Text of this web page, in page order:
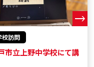
校訪問
市立上野中学校にて講